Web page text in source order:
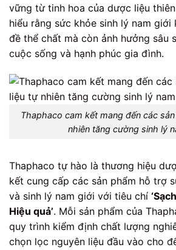
vững từ tinh hoa của dược liệu
hiểu rằng sức khỏe sinh lý nam giới
đề thể chất mà còn ảnh hưởng sâu
cuộc sống và hạnh phúc gia đình.
Thaphaco cam kết mang đến các
nhiên tăng cường sinh lý
Thaphaco tự hào là thương hiệu
kết cung cấp các sản phẩm hỗ trợ
và sinh lý nam giới với tiêu chí
Hiệu quả’. Mỗi sản phẩm của
quy trình kiểm định chất lượng
chọn lọc nguyên liệu đầu vào cho